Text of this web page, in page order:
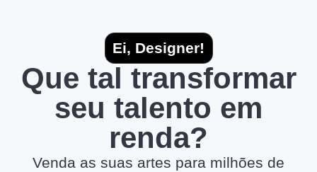
Ei, Designer!
Que tal transformar
seu talento em
renda?
Venda as suas artes para milhões de